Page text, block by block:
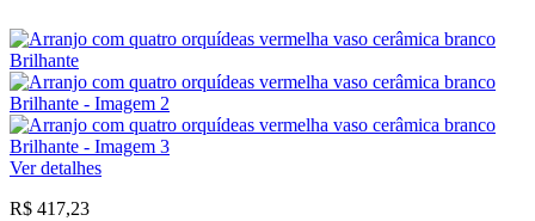
Ver detalhes
R$ 417,23